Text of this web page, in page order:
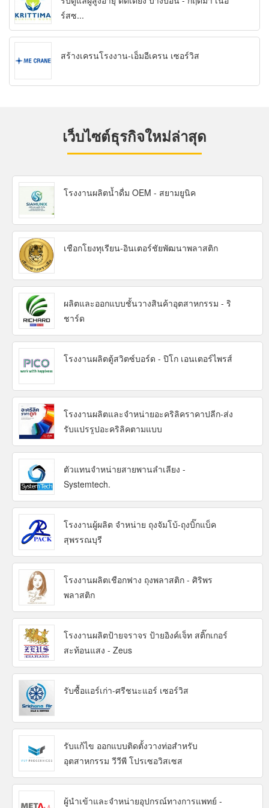
ร์สซ...
สร้างเครนโรงงาน-เอ็มอีเครน เซอร์วิส
เว็บไซต์ธุรกิจใหม่ล่าสุด
โรงงานผลิตน้ำดื่ม OEM - สยามยูนิค
เชือกโยงทุเรียน-อินเตอร์ชัยพัฒนาพลาสติก
ผลิตและออกแบบชั้นวางสินค้าอุตสาหกรรม - ริ
ชาร์ด
โรงงานผลิตตู้สวิตซ์บอร์ด - ปิโก เอนเตอร์ไพรส์
โรงงานผลิตและจำหน่ายอะคริลิคราคาปลีก-ส่ง
รับแปรรูปอะคริลิคตามแบบ
ตัวแทนจำหน่ายสายพานลำเลียง -
Systemtech.
โรงงานผู้ผลิต จำหน่าย ถุงจัมโบ้-ถุงบิ๊กแบ็ค
สุพรรณบุรี
โรงงานผลิตเชือกฟาง ถุงพลาสติก - ศิริพร
พลาสติก
โรงงานผลิตป้ายจราจร ป้ายอิงค์เจ็ท สติ๊กเกอร์
สะท้อนแสง - Zeus
รับซื้อแอร์เก่า-ศรีชนะแอร์ เซอร์วิส
รับแก้ไข ออกแบบติดตั้งวางท่อสำหรับ
อุตสาหกรรม วีวีพี โปรเซอวิสเซส
ผู้นำเข้าและจำหน่ายอุปกรณ์ทางการแพทย์ -